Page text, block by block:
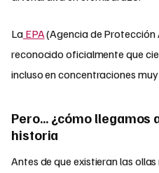
LaEPA(Agencia de Protección
reconocido oficialmente que
incluso en concentraciones
Pero… ¿cómo llegamos
historia
Antes de que existieran las